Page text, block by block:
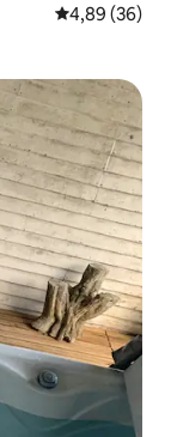
Évaluation
4,89 (36)